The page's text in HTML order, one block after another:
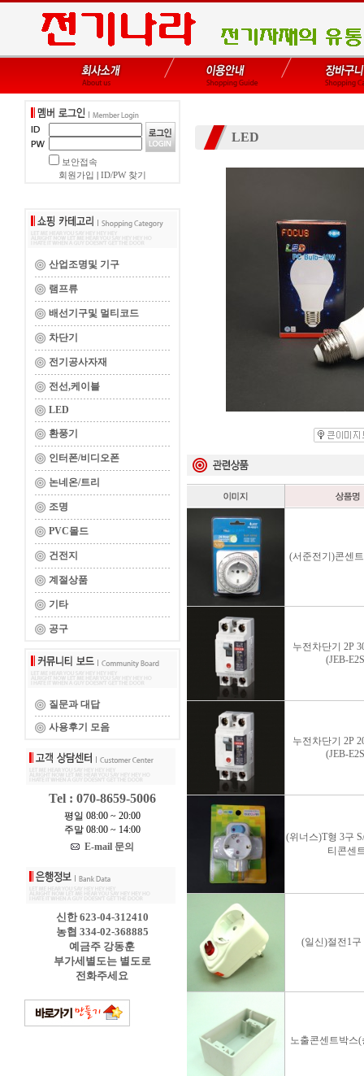
보안접속
회원가입
ID/PW 찾기
산업조명및 기구
램프류
배선기구및 멀티코드
차단기
전기공사자재
전선,케이블
LED
환풍기
인터폰/비디오폰
논네온/트리
조명
PVC몰드
건전지
계절상품
기타
공구
질문과 대답
사용후기 모음
Tel : 070-8659-5006
평일 08:00 ~ 20:00
주말 08:00 ~ 14:00
E-mail 문의
신한 623-04-312410
농협 334-02-368885
예금주 강동훈
부가세별도는 별도로
전화주세요
LED
(서준전기)콘센
누전차단기 2P
(JEB-
누전차단기 2P
(JEB-
(위너스)T형 3구
티콘센
(일신)절전1구
노출콘센트박스